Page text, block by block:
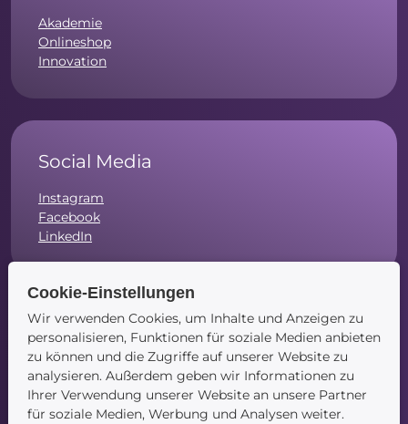
Akademie
Onlineshop
Innovation
Social Media
Instagram
Facebook
LinkedIn
Navigation
Startseite
Blog
Kontakt
Cookie-Einstellungen
Wir verwenden Cookies, um Inhalte und Anzeigen zu
personalisieren, Funktionen für soziale Medien anbieten
zu können und die Zugriffe auf unserer Website zu
analysieren. Außerdem geben wir Informationen zu
Ihrer Verwendung unserer Website an unsere Partner
für soziale Medien, Werbung und Analysen weiter.